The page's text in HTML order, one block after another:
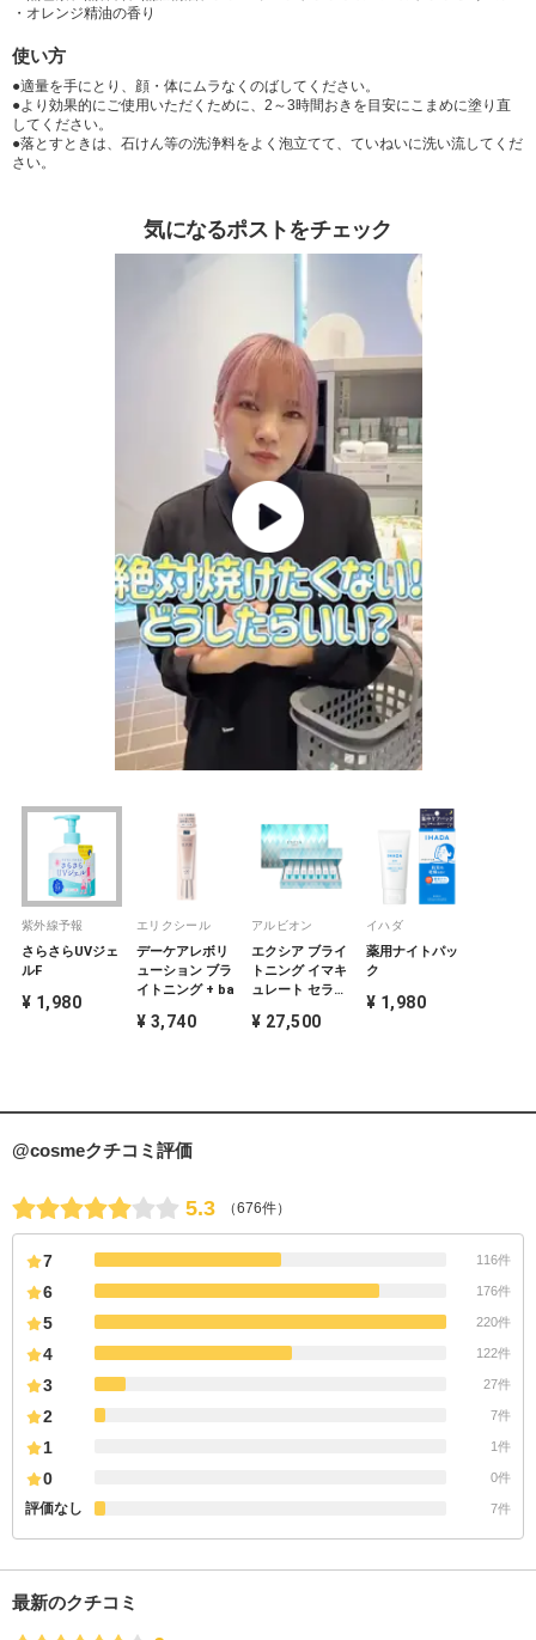
・オレンジ精油の香り
使い方
●適量を手にとり、顔・体にムラなくのばしてください。
●より効果的にご使用いただくために、2～3時間おきを目安にこまめに塗り直
してください。
●落とすときは、石けん等の洗浄料をよく泡立てて、ていねいに洗い流してくだ
さい。
気になるポストをチェック
紫外線予報
さらさらUVジェ
ルF
¥ 1,980
エリクシール
デーケアレボリ
ューション ブラ
イトニング + ba
¥ 3,740
アルビオン
エクシア ブライ
トニング イマキ
ュレート セラム
¥ 27,500
イハダ
薬用ナイトパッ
ク
¥ 1,980
@cosmeクチコミ評価
5.3 （676件）
7 116件
6 176件
5 220件
4 122件
3 27件
2 7件
1 1件
0 0件
評価なし 7件
最新のクチコミ